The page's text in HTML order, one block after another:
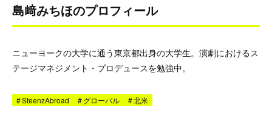
島﨑みちほのプロフィール
ニューヨークの大学に通う東京都出身の大学生。演劇におけるス
テージマネジメント・プロデュースを勉強中。
#SteenzAbroad #グローバル #北米